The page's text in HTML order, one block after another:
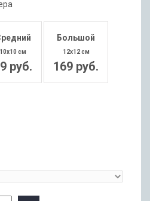
10x10 см
руб.
Большой
12x12 см
169 руб.